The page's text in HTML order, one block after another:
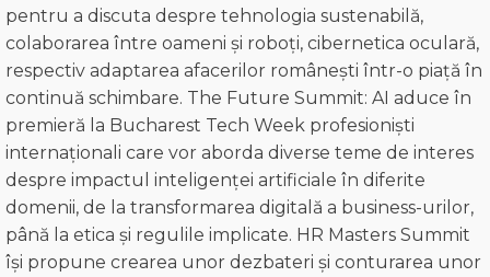
pentru a discuta despre tehnologia sustenabilă,
colaborarea între oameni și roboți, cibernetica oculară,
respectiv adaptarea afacerilor românești într-o piață în
continuă schimbare. The Future Summit: AI aduce în
premieră la Bucharest Tech Week profesioniști
internaționali care vor aborda diverse teme de interes
despre impactul inteligenței artificiale în diferite
domenii, de la transformarea digitală a business-urilor,
până la etica și regulile implicate. HR Masters Summit
își propune crearea unor dezbateri și conturarea unor